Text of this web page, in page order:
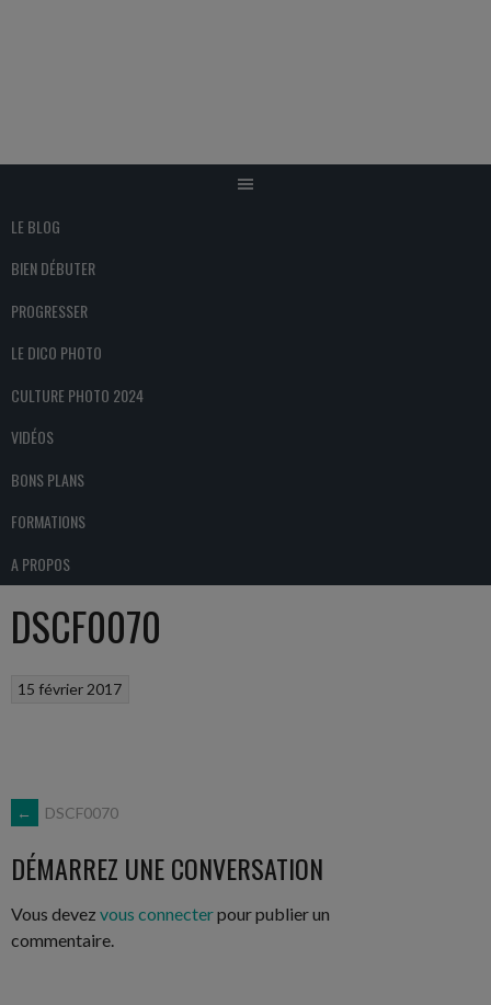
LE BLOG
BIEN DÉBUTER
PROGRESSER
LE DICO PHOTO
CULTURE PHOTO 2024
VIDÉOS
BONS PLANS
FORMATIONS
A PROPOS
DSCF0070
15 février 2017
NAVIGATION
DES
ARTICLES
← DSCF0070
DÉMARREZ UNE CONVERSATION
Vous devez vous connecterpour publier un
commentaire.